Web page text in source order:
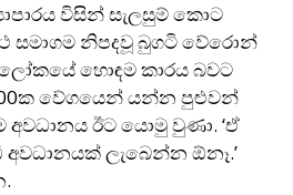
විසින් සැලසුම් කොට
සමාගම නිපදවූ බුගටි වේරොන්
හොඳම කාරය බවට
වේගයෙන් යන්න පුළුවන්
ඊට යොමු වුණා. ‘ඒ
ලැබෙන්න ඕනෑ.’